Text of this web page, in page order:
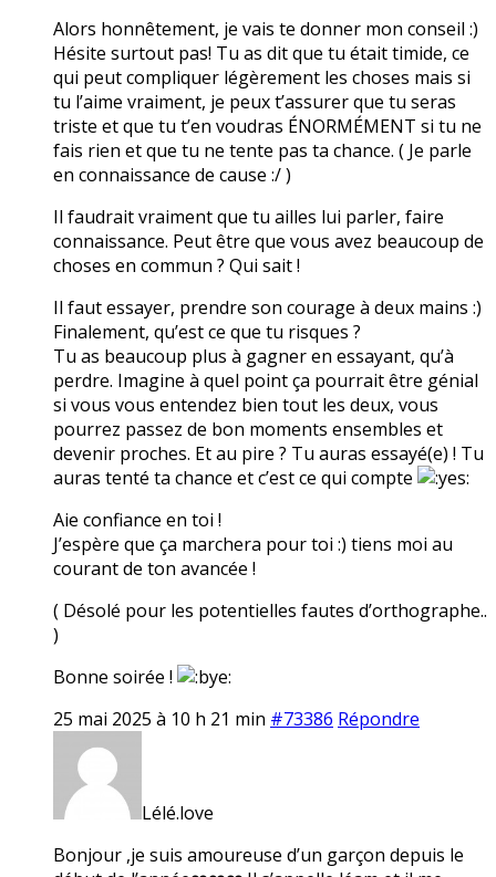
Alors honnêtement, je vais te donner mon conseil :)
Hésite surtout pas! Tu as dit que tu était timide, ce
qui peut compliquer légèrement les choses mais si
tu l’aime vraiment, je peux t’assurer que tu seras
triste et que tu t’en voudras ÉNORMÉMENT si tu ne
fais rien et que tu ne tente pas ta chance. ( Je parle
en connaissance de cause :/ )
Il faudrait vraiment que tu ailles lui parler, faire
connaissance. Peut être que vous avez beaucoup de
choses en commun ? Qui sait !
Il faut essayer, prendre son courage à deux mains :)
Finalement, qu’est ce que tu risques ?
Tu as beaucoup plus à gagner en essayant, qu’à
perdre. Imagine à quel point ça pourrait être génial
si vous vous entendez bien tout les deux, vous
pourrez passez de bon moments ensembles et
devenir proches. Et au pire ? Tu auras essayé(e) ! Tu
auras tenté ta chance et c’est ce qui compte
Aie confiance en toi !
J’espère que ça marchera pour toi :) tiens moi au
courant de ton avancée !
( Désolé pour les potentielles fautes d’orthographe..
)
Bonne soirée !
25 mai 2025 à 10 h 21 min #73386 Répondre
Lélé.love
Bonjour ,je suis amoureuse d’un garçon depuis le